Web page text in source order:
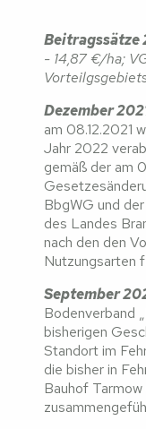
Beitragssätze
- 14,87 €/ha;
Dezember
am 08.12.2021
Jahr 2022
gemäß der am
BbgWG und
des Landes
nach den den
Nutzungsarten
September
Bodenverband
bisherigen
Standort im
die bisher in
Bauhof